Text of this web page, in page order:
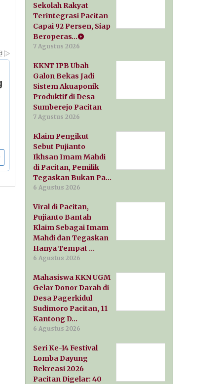
Sekolah Rakyat
Terintegrasi Pacitan
Capai 92 Persen, Siap
Beroperas…
7 Agustus 2026
KKNT IPB Ubah
Galon Bekas Jadi
Sistem Akuaponik
Produktif di Desa
Sumberejo Pacitan
7 Agustus 2026
Klaim Pengikut
Sebut Pujianto
Ikhsan Imam Mahdi
di Pacitan, Pemilik
Tegaskan Bukan Pa…
6 Agustus 2026
Viral di Pacitan,
Pujianto Bantah
Klaim Sebagai Imam
Mahdi dan Tegaskan
Hanya Tempat …
6 Agustus 2026
Mahasiswa KKN UGM
Gelar Donor Darah di
Desa Pagerkidul
Sudimoro Pacitan, 11
Kantong D…
6 Agustus 2026
Seri Ke-14 Festival
Lomba Dayung
Rekreasi 2026
Pacitan Digelar: 40